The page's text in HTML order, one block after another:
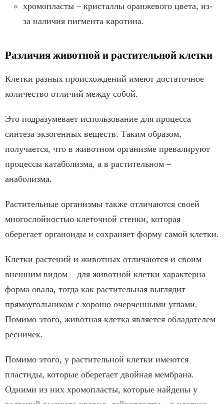
хромопласты – кристаллы оранжевого цвета, из-
за наличия пигмента каротина.
Различия животной и растительной клетки
Клетки разных происхождений имеют достаточное
количество отличий между собой.
Это подразумевает использование для процесса
синтеза экзогенных веществ. Таким образом,
получается, что в животном организме превалируют
процессы катаболизма, а в растительном –
анаболизма.
Растительные организмы также отличаются своей
многослойностью клеточной стенки, которая
оберегает органоиды и сохраняет форму самой клетки.
Клетки растений и животных отличаются и своим
внешним видом – для животной клетки характерна
форма овала, тогда как растительная выглядит
прямоугольником с хорошо очерченными углами.
Помимо этого, животная клетка является обладателем
ресничек.
Помимо этого, у растительной клетки имеются
пластиды, которые оберегает двойная мембрана.
Одними из них хромопласты, которые найдены у